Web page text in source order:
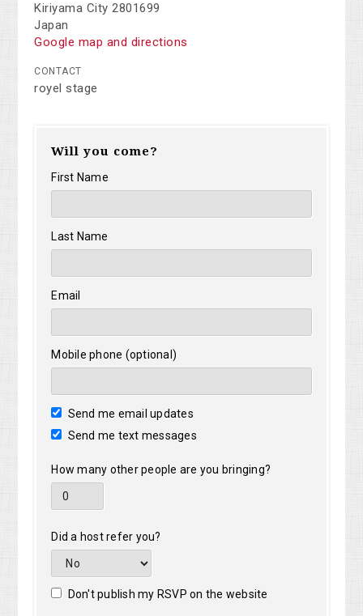
Kiriyama City 2801699
Japan
Google map and directions
CONTACT
royel stage
Will you come?
First Name
Last Name
Email
Mobile phone (optional)
Send me email updates
Send me text messages
How many other people are you bringing?
Did a host refer you?
Don't publish my RSVP on the website